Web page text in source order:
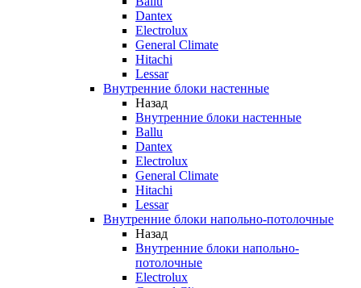
Dantex
Electrolux
General Climate
Hitachi
Lessar
Внутренние блоки настенные
Назад
Внутренние блоки настенные
Ballu
Dantex
Electrolux
General Climate
Hitachi
Lessar
Внутренние блоки напольно-потолочные
Назад
Внутренние блоки напольно-
потолочные
Electrolux